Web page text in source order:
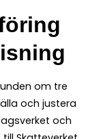
om tre
och justera
och